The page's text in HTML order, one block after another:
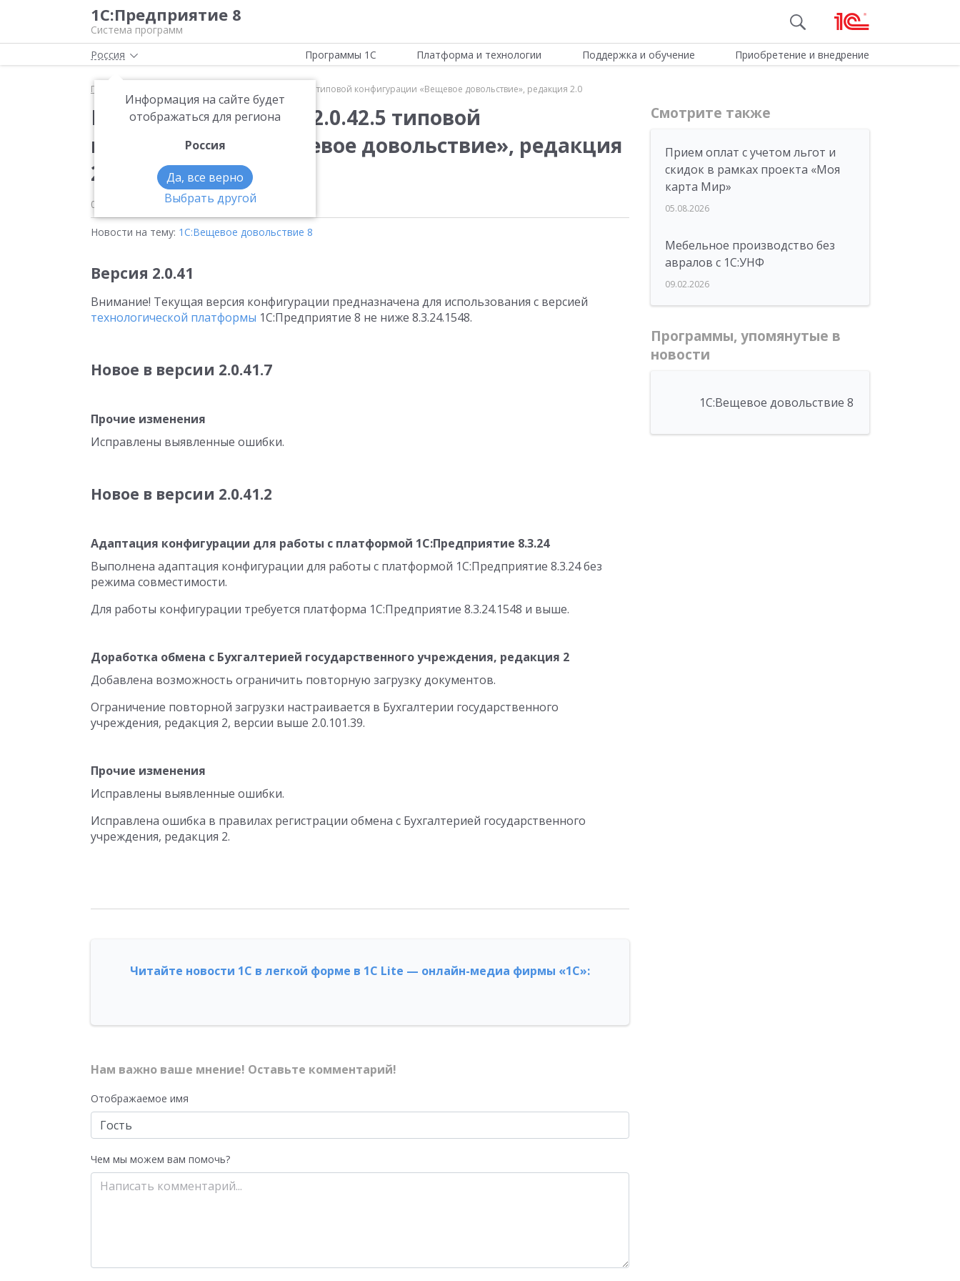
1С:Предприятие 8
Система программ
Россия
Информация на сайте будет
отображаться для региона
Россия
Да, все верно
Выбрать другой
Программы 1С Платформа и технологии Поддержка и обучение Приобретение и внедрение
Главная Вышла новая версия 2.0.42.5 типовой конфигурации «Вещевое довольствие», редакция 2.0
Вышла новая версия 2.0.42.5 типовой
конфигурации «Вещевое довольствие», редакция
2.0
01.09.2025
Новости на тему: 1С:Вещевое довольствие 8
Версия 2.0.41
Внимание! Текущая версия конфигурации предназначена для использования с версией
технологической платформы 1С:Предприятие 8 не ниже 8.3.24.1548.
Новое в версии 2.0.41.7
Прочие изменения
Исправлены выявленные ошибки.
Новое в версии 2.0.41.2
Адаптация конфигурации для работы с платформой 1С:Предприятие 8.3.24
Выполнена адаптация конфигурации для работы с платформой 1С:Предприятие 8.3.24 без
режима совместимости.
Для работы конфигурации требуется платформа 1С:Предприятие 8.3.24.1548 и выше.
Доработка обмена с Бухгалтерией государственного учреждения, редакция 2
Добавлена возможность ограничить повторную загрузку документов.
Ограничение повторной загрузки настраивается в Бухгалтерии государственного
учреждения, редакция 2, версии выше 2.0.101.39.
Прочие изменения
Исправлены выявленные ошибки.
Исправлена ошибка в правилах регистрации обмена с Бухгалтерией государственного
учреждения, редакция 2.
Читайте новости 1С в легкой форме в 1С Lite — онлайн-медиа фирмы «1С»:
Нам важно ваше мнение! Оставьте комментарий!
Отображаемое имя
Чем мы можем вам помочь?
Смотрите также
Прием оплат с учетом льгот и
скидок в рамках проекта «Моя
карта Мир»
05.08.2026
Мебельное производство без
авралов с 1С:УНФ
09.02.2026
Программы, упомянутые в
новости
1С:Вещевое довольствие 8